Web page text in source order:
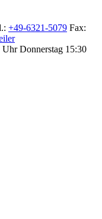
+49-6321-5079 Fax:
Uhr Donnerstag 15:30